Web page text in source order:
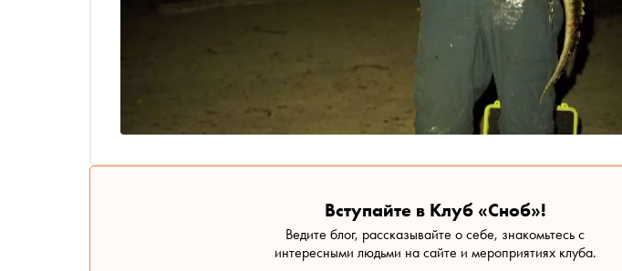
Вступайте в Клуб «Сноб»!
Ведите блог, рассказывайте о себе, знакомьтесь с
интересными людьми на сайте и мероприятиях клуба.